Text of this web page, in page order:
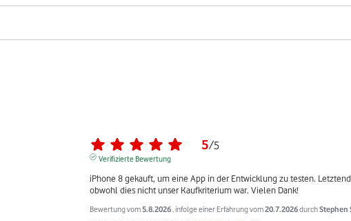
5/5
Verifizierte Bewertung
iPhone 8 gekauft, um eine App in der Entwicklung zu testen.
obwohl dies nicht unser Kaufkriterium war. Vielen Dank!
Bewertung vom5.8.2026 , infolge einer Erfahrung vom20.7.2026durchStephen